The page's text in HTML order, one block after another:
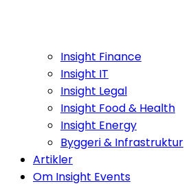
Insight Finance
Insight IT
Insight Legal
Insight Food & Health
Insight Energy
Byggeri & Infrastruktur
Artikler
Om Insight Events